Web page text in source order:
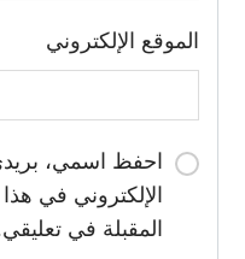
الموقع الإلكتروني
احفظ اسمي،
الإلكتروني في
المقبلة في